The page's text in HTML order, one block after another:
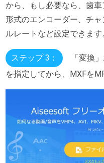
から、もし必要なら、歯
形式のエンコーダー、チ
ルレートなど設定できます
ステップ 3：
「変換
を指定してから、MXFを